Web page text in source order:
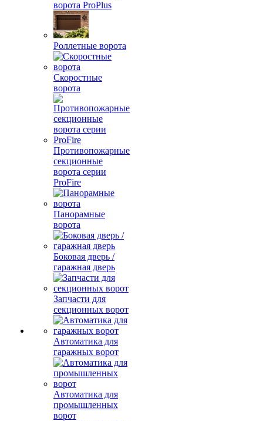
ворота ProPlus
Роллетные ворота
Скоростные
ворота
Противопожарные
секционные
ворота серии
ProFire
Панорамные
ворота
Боковая дверь /
гаражная дверь
Запчасти для
секционных ворот
Автоматика для
гаражных ворот
Автоматика для
промышленных
ворот